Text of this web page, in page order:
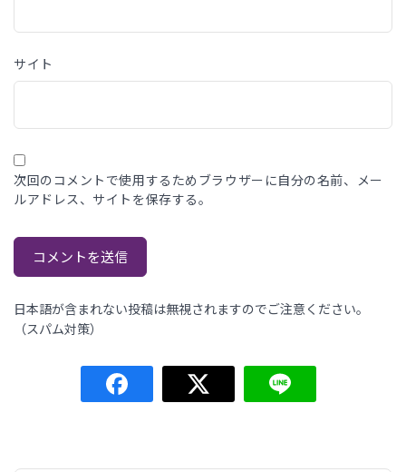
サイト
次回のコメントで使用するためブラウザーに自分の名前、メー
ルアドレス、サイトを保存する。
日本語が含まれない投稿は無視されますのでご注意ください。
（スパム対策）